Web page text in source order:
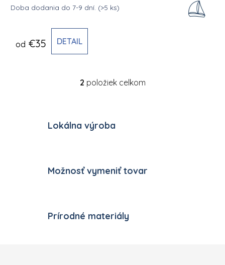
Doba dodania do 7-9 dní. (>5 ks)
od €35 DETAIL
Ovládacie prvky výpisu
2 položiek celkom
Lokálna výroba
Možnosť vymeniť tovar
Prírodné materiály